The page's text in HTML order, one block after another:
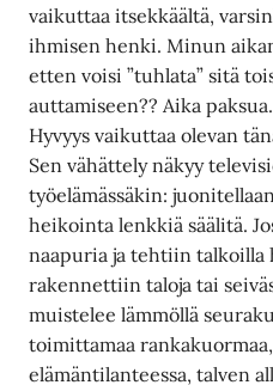
vaikuttaa itsekkäältä,
ihmisen henki. Minun
etten voisi ”tuhlata” sitä
auttamiseen?? Aika
Hyvyys vaikuttaa olevan
Sen vähättely näkyy
työelämässäkin:
heikointa lenkkiä säälitä.
naapuria ja tehtiin talkoilla
rakennettiin taloja tai
muistelee lämmöllä
toimittamaa
elämäntilanteessa, talven